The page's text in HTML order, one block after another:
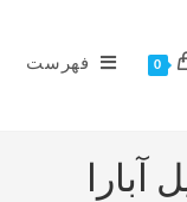
0 فهرست
آبارا